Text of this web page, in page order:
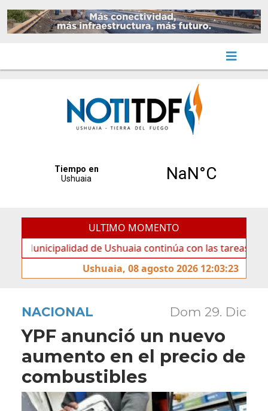
ULTIMO MOMENTO
de Ushuaia continúa con las tareas de
Ushuaia, 08 agosto 2026 12:03:23
NACIONAL Dom 29. Dic
YPF anunció un nuevo
aumento en el precio de
combustibles